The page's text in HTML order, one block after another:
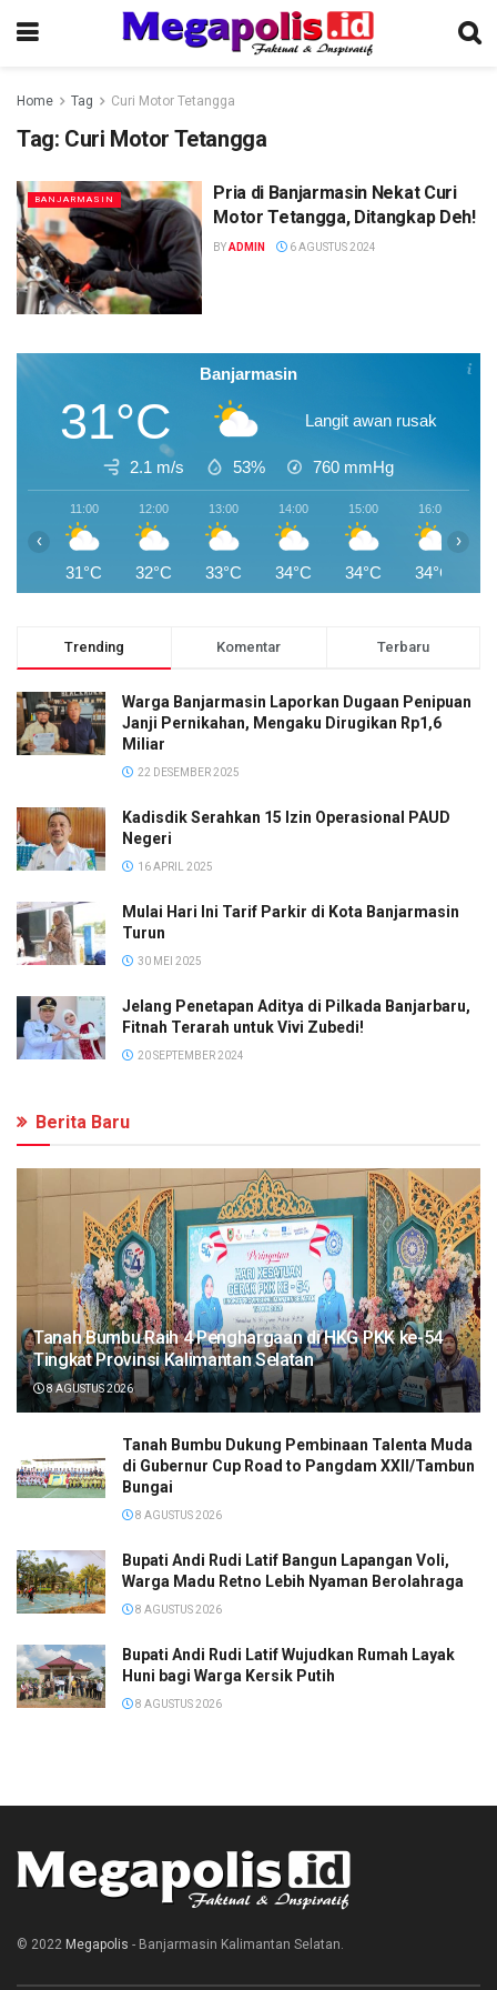
Home Tag Curi Motor Tetangga
Tag: Curi Motor Tetangga
BANJARMASIN
Pria di Banjarmasin Nekat Curi
Motor Tetangga, Ditangkap Deh!
BYADMIN 6 AGUSTUS 2024
Banjarmasin
31°C Langit awan rusak
2.1 m/s 53% 760 mmHg
11:00
31°C
12:00
32°C
13:00
33°C
14:00
34°C
15:00
34°C
16:00
34°C
‹ ›
Trending Komentar Terbaru
Warga Banjarmasin Laporkan Dugaan Penipuan
Janji Pernikahan, Mengaku Dirugikan Rp1,6
Miliar
22 DESEMBER 2025
Kadisdik Serahkan 15 Izin Operasional PAUD
Negeri
16 APRIL 2025
Mulai Hari Ini Tarif Parkir di Kota Banjarmasin
Turun
30 MEI 2025
Jelang Penetapan Aditya di Pilkada Banjarbaru,
Fitnah Terarah untuk Vivi Zubedi!
20 SEPTEMBER 2024
Berita Baru
Tanah Bumbu Raih 4 Penghargaan di HKG PKK ke-54
Tingkat Provinsi Kalimantan Selatan
8 AGUSTUS 2026
Tanah Bumbu Dukung Pembinaan Talenta Muda
di Gubernur Cup Road to Pangdam XXII/Tambun
Bungai
8 AGUSTUS 2026
Bupati Andi Rudi Latif Bangun Lapangan Voli,
Warga Madu Retno Lebih Nyaman Berolahraga
8 AGUSTUS 2026
Bupati Andi Rudi Latif Wujudkan Rumah Layak
Huni bagi Warga Kersik Putih
8 AGUSTUS 2026
© 2022 Megapolis - Banjarmasin Kalimantan Selatan.